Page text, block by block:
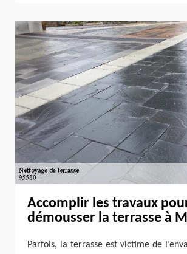
Accomplir les travaux
démousser la terrasse à
Parfois, la terrasse est victime de